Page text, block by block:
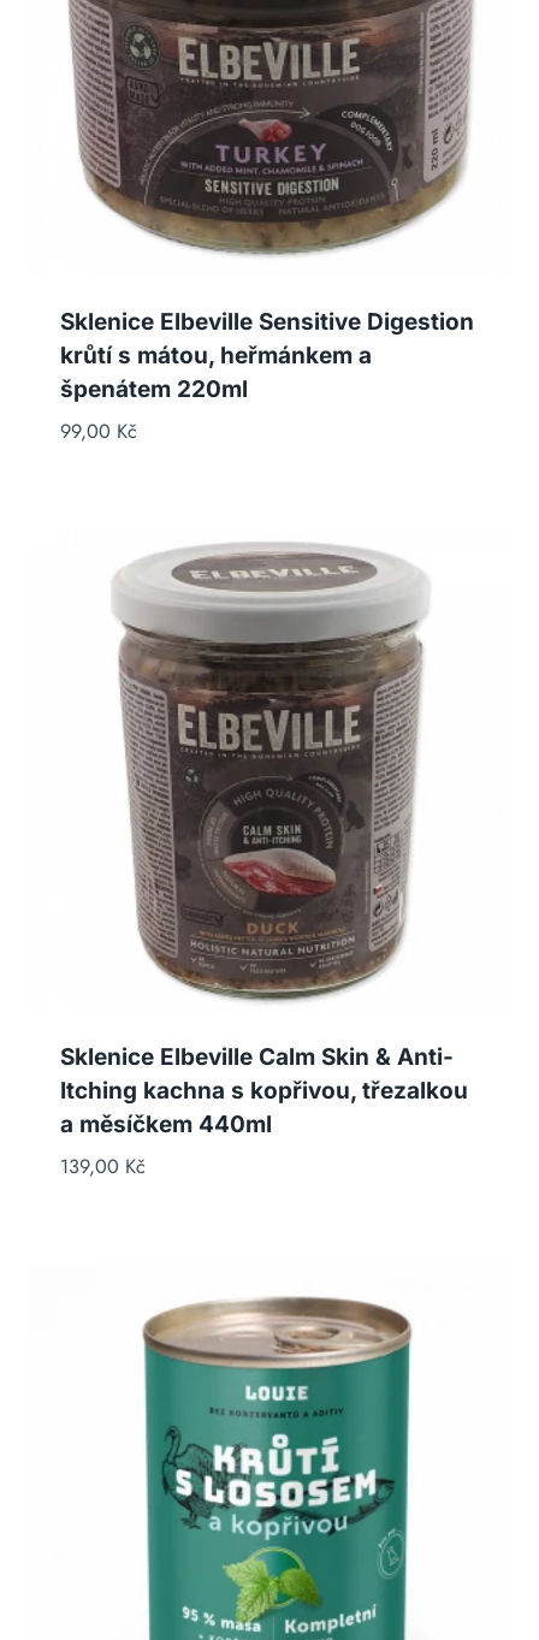
Sklenice Elbeville Sensitive Digestion
krůtí s mátou, heřmánkem a
špenátem 220ml
99,00 Kč
Sklenice Elbeville Calm Skin & Anti-
Itching kachna s kopřivou, třezalkou
a měsíčkem 440ml
139,00 Kč